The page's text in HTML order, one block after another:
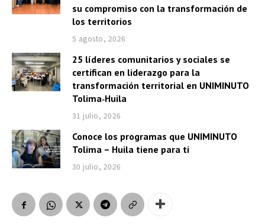
su compromiso con la transformación de
los territorios
5 agosto, 2026
25 líderes comunitarios y sociales se
certifican en liderazgo para la
transformación territorial en UNIMINUTO
Tolima‑Huila
31 julio, 2026
Conoce los programas que UNIMINUTO
Tolima – Huila tiene para ti
30 julio, 2026